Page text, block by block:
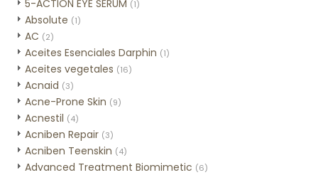
5-ACTION EYE SERUM (1)
Absolute (1)
AC (2)
Aceites Esenciales Darphin (1)
Aceites vegetales (16)
Acnaid (3)
Acne-Prone Skin (9)
Acnestil (4)
Acniben Repair (3)
Acniben Teenskin (4)
Advanced Treatment Biomimetic (6)